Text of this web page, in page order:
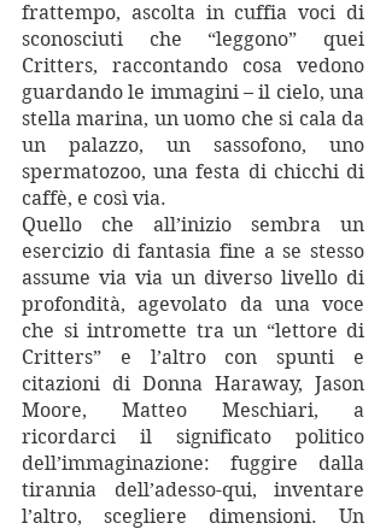
frattempo, ascolta in cuffia voci di
sconosciuti che “leggono” quei
Critters, raccontando cosa vedono
guardando le immagini – il cielo, una
stella marina, un uomo che si cala da
un palazzo, un sassofono, uno
spermatozoo, una festa di chicchi di
caffè, e così via.
Quello che all’inizio sembra un
esercizio di fantasia fine a se stesso
assume via via un diverso livello di
profondità, agevolato da una voce
che si intromette tra un “lettore di
Critters” e l’altro con spunti e
citazioni di Donna Haraway, Jason
Moore, Matteo Meschiari, a
ricordarci il significato politico
dell’immaginazione: fuggire dalla
tirannia dell’adesso-qui, inventare
l’altro, scegliere dimensioni. Un